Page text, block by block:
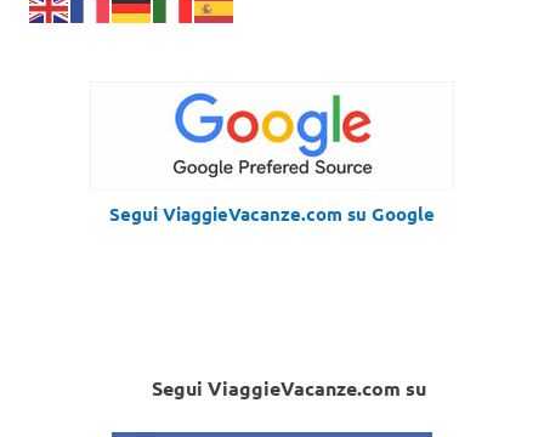
Segui ViaggieVacanze.com su Google
Segui ViaggieVacanze.com su